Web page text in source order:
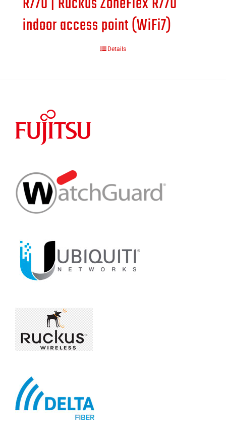
indoor access point (WiFi7)
Details